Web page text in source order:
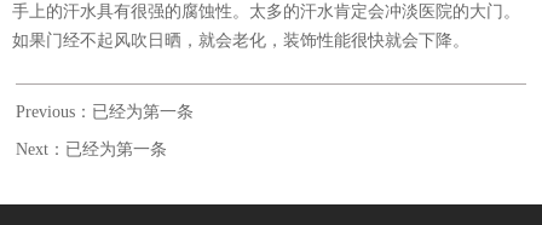
手上的汗水具有很强的腐蚀性。太多的汗水肯定会冲淡医院的大门。
如果门经不起风吹日晒，就会老化，装饰性能很快就会下降。
Previous：已经为第一条
Next：已经为第一条